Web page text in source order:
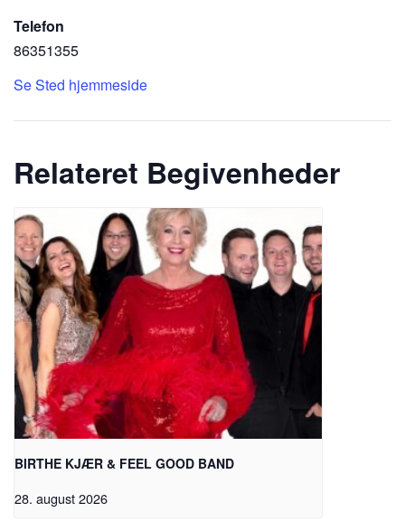
Telefon
86351355
Se Sted hjemmeside
Relateret Begivenheder
BIRTHE KJÆR & FEEL GOOD BAND
28. august 2026